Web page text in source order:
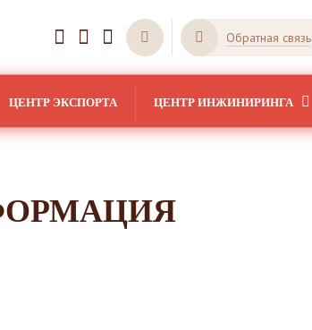
Обратная связь
ЦЕНТР ЭКСПОРТА ЦЕНТР ИНЖИНИРИНГА